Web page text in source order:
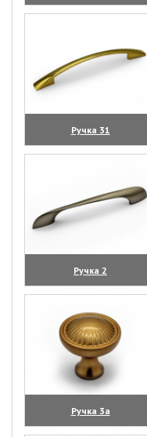
(увеличить)
Ручка 31
(увеличить)
Ручка 2
(увеличить)
Ручка 3а
(увеличить)